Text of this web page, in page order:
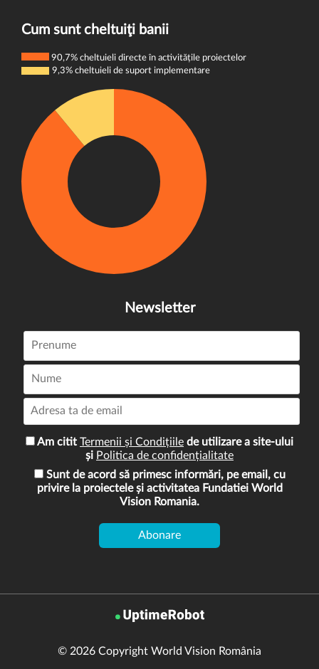
Politica de cookie-uri
Cum sunt cheltuiţi banii
90,7% cheltuieli directe în activitățile proiectelor
9,3% cheltuieli de suport implementare
Newsletter
Am citit Termenii și Condițiile de utilizare a site-ului
și Politica de confidențialitate
Sunt de acord să primesc informări, pe email, cu
privire la proiectele și activitatea Fundatiei World
Vision Romania.
© 2026 Copyright World Vision România